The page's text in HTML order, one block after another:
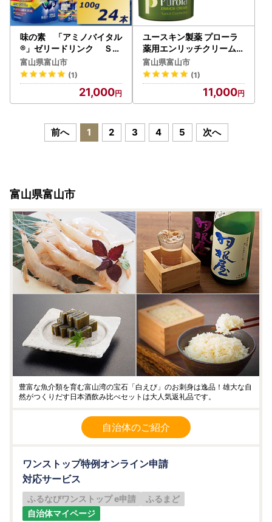
味の素 「アミノバイタル
®」ゼリードリンク ＳＵ
ＰＥＲ ＳＰＯＲＴＳ 1
00g×24個
富山県富山市
(1)
21,000
ユースキン製薬 プローラ
薬用エンリッチクリーム（
敏感なお肌にやさしくアプ
ローチする低刺激性シリー
ズ）
富山県富山市
(1)
11,000
前へ 1 2 3 4 5 次へ
富山県富山市
豊富な魚介類を育む富山湾の宝石「白えび」のお刺身は逸品！雄大な自
然がつくりだす日本酒飲み比べセットは大人気返礼品です。
自治体のご紹介
ワンストップ特例オンライン申請
対応サービス
ふるなびワンストップ e申請
ふるまど
自治体マイページ